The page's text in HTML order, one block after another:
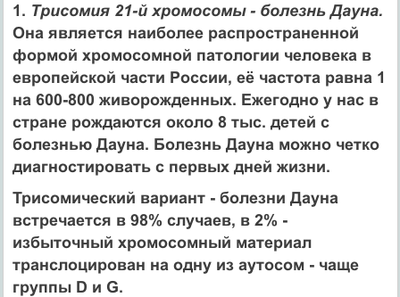
1. Трисомия 21-й хромосомы - болезнь Дауна.
Она является наиболее распространенной
формой хромосомной патологии человека в
европейской части России, её частота равна 1
на 600-800 живорожденных. Ежегодно у нас в
стране рождаются около 8 тыс. детей с
болезнью Дауна. Болезнь Дауна можно четко
диагностировать с первых дней жизни.
Трисомический вариант - болезни Дауна
встречается в 98% случаев, в 2% -
избыточный хромосомный материал
транслоцирован на одну из аутосом - чаще
группы D и G.